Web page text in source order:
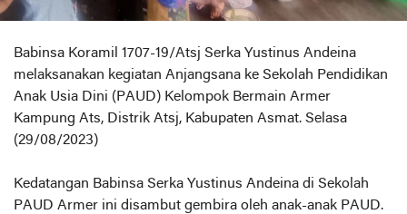
Babinsa Koramil 1707-19/Atsj Serka Yustinus Andeina
melaksanakan kegiatan Anjangsana ke Sekolah Pendidikan
Anak Usia Dini (PAUD) Kelompok Bermain Armer
Kampung Ats, Distrik Atsj, Kabupaten Asmat. Selasa
(29/08/2023)
Kedatangan Babinsa Serka Yustinus Andeina di Sekolah
PAUD Armer ini disambut gembira oleh anak-anak PAUD.